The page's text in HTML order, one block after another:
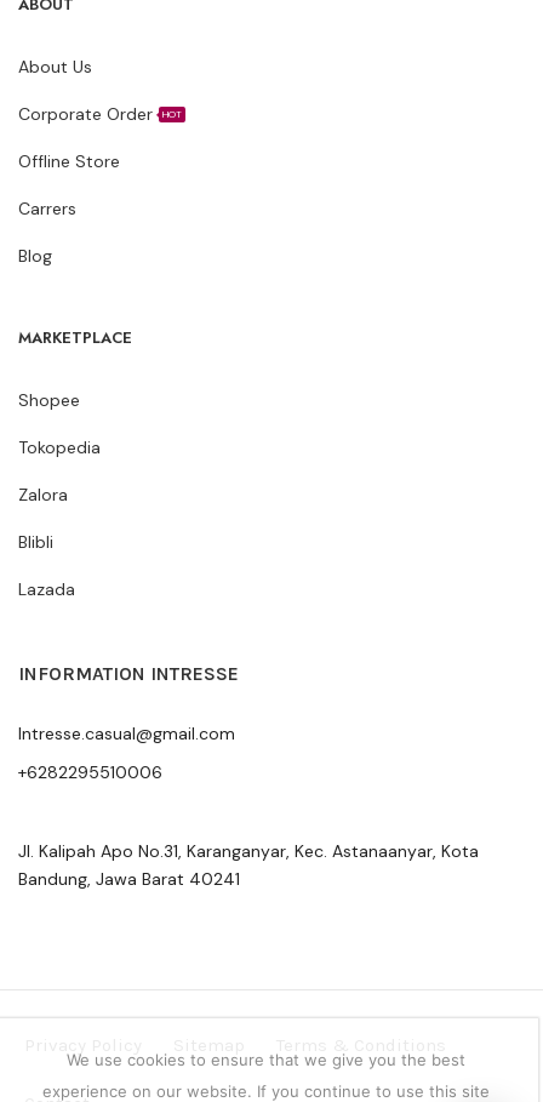
About Us
Corporate Order HOT
Offline Store
Carrers
Blog
MARKETPLACE
Shopee
Tokopedia
Zalora
Blibli
Lazada
INFORMATION INTRESSE
Intresse.casual@gmail.com
+6282295510006
Jl. Kalipah Apo No.31, Karanganyar, Kec. Astanaanyar, Kota
Bandung, Jawa Barat 40241
We use cookies to ensure that we give you the best
experience on our website. If you continue to use this site